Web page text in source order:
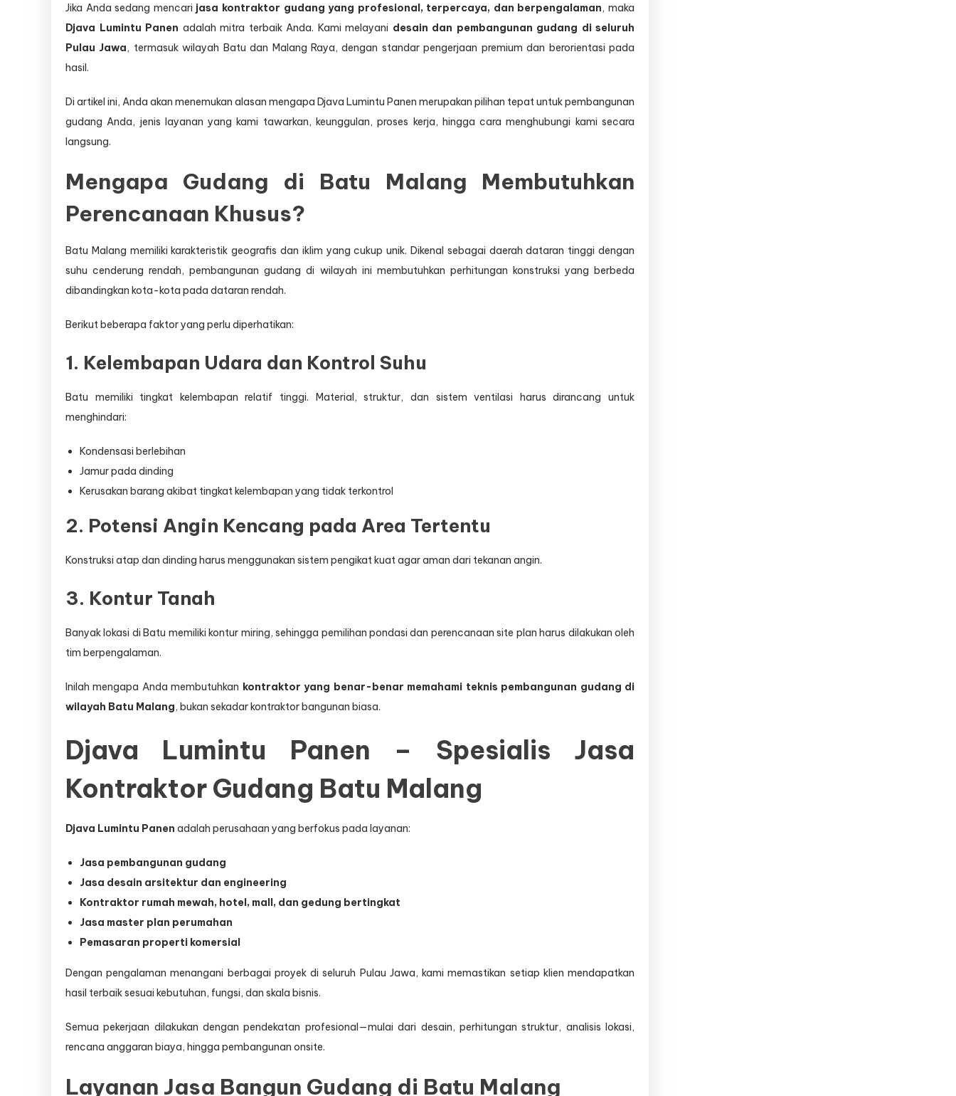
Jika Anda sedang mencari jasa kontraktor gudang yang profesional, terpercaya, dan berpengalaman, maka
Djava Lumintu Panen adalah mitra terbaik Anda. Kami melayani desain dan pembangunan gudang di seluruh
Pulau Jawa, termasuk wilayah Batu dan Malang Raya, dengan standar pengerjaan premium dan berorientasi pada
hasil.
Di artikel ini, Anda akan menemukan alasan mengapa Djava Lumintu Panen merupakan pilihan tepat untuk pembangunan
gudang Anda, jenis layanan yang kami tawarkan, keunggulan, proses kerja, hingga cara menghubungi kami secara
langsung.
Mengapa Gudang di Batu Malang Membutuhkan
Perencanaan Khusus?
Batu Malang memiliki karakteristik geografis dan iklim yang cukup unik. Dikenal sebagai daerah dataran tinggi dengan
suhu cenderung rendah, pembangunan gudang di wilayah ini membutuhkan perhitungan konstruksi yang berbeda
dibandingkan kota-kota pada dataran rendah.
Berikut beberapa faktor yang perlu diperhatikan:
1. Kelembapan Udara dan Kontrol Suhu
Batu memiliki tingkat kelembapan relatif tinggi. Material, struktur, dan sistem ventilasi harus dirancang untuk
menghindari:
Kondensasi berlebihan
Jamur pada dinding
Kerusakan barang akibat tingkat kelembapan yang tidak terkontrol
2. Potensi Angin Kencang pada Area Tertentu
Konstruksi atap dan dinding harus menggunakan sistem pengikat kuat agar aman dari tekanan angin.
3. Kontur Tanah
Banyak lokasi di Batu memiliki kontur miring, sehingga pemilihan pondasi dan perencanaan site plan harus dilakukan oleh
tim berpengalaman.
Inilah mengapa Anda membutuhkan kontraktor yang benar-benar memahami teknis pembangunan gudang di
wilayah Batu Malang, bukan sekadar kontraktor bangunan biasa.
Djava Lumintu Panen – Spesialis Jasa
Kontraktor Gudang Batu Malang
Djava Lumintu Panen adalah perusahaan yang berfokus pada layanan:
Jasa pembangunan gudang
Jasa desain arsitektur dan engineering
Kontraktor rumah mewah, hotel, mall, dan gedung bertingkat
Jasa master plan perumahan
Pemasaran properti komersial
Dengan pengalaman menangani berbagai proyek di seluruh Pulau Jawa, kami memastikan setiap klien mendapatkan
hasil terbaik sesuai kebutuhan, fungsi, dan skala bisnis.
Semua pekerjaan dilakukan dengan pendekatan profesional—mulai dari desain, perhitungan struktur, analisis lokasi,
rencana anggaran biaya, hingga pembangunan onsite.
Layanan Jasa Bangun Gudang di Batu Malang